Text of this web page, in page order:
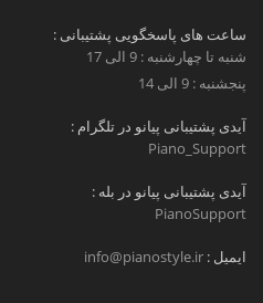
ساعت های پاسخگویی پشتیبانی :
شنبه تا چهارشنبه : 9 الی 17
پنجشنبه : 9 الی 14
آیدی پشتیبانی پیانو در تلگرام :
Piano_Support
آیدی پشتیبانی پیانو در بله :
PianoSupport
ایمیل : info@pianostyle.ir